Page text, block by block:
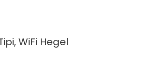
WiFi Hegel